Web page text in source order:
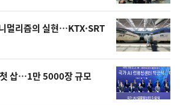
멀리즘의 실현…KTX·SRT
삽…1만 5000장 규모